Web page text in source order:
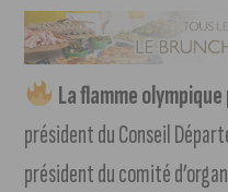
La flamme
président du Conseil
président du comité